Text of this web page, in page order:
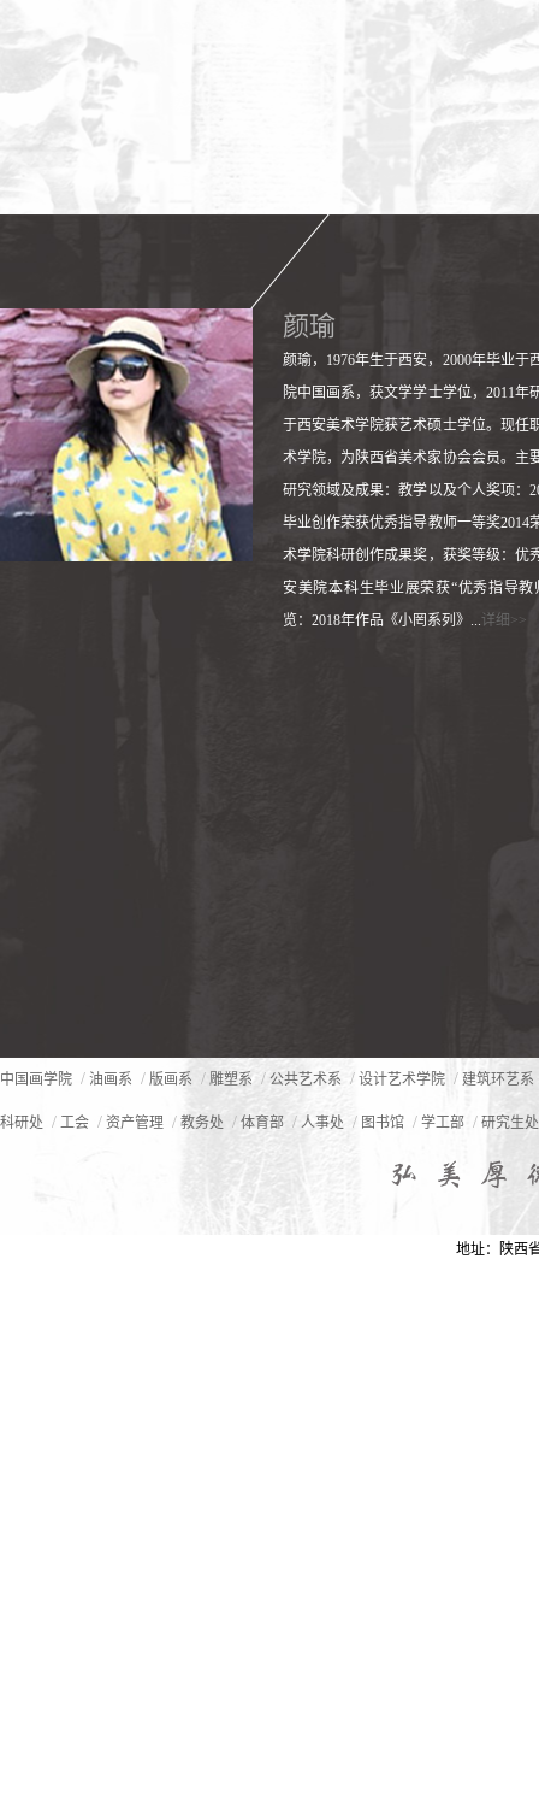
颜瑜
颜瑜，1976年生于西安，2000年毕业于
院中国画系，获文学学士学位，2011年
于西安美术学院获艺术硕士学位。现任
术学院，为陕西省美术家协会会员。主
研究领域及成果：教学以及个人奖项：
毕业创作荣获优秀指导教师一等奖2014
术学院科研创作成果奖，获奖等级：优
安美院本科生毕业展荣获“优秀指导教
览：2018年作品《小罔系列》...详细>>
中国画学院 / 油画系 / 版画系 / 雕塑系 / 公共艺术系 / 设计艺术学院 / 建筑环艺系
科研处 / 工会 / 资产管理 / 教务处 / 体育部 / 人事处 / 图书馆 / 学工部 / 研究生处
地址：陕西